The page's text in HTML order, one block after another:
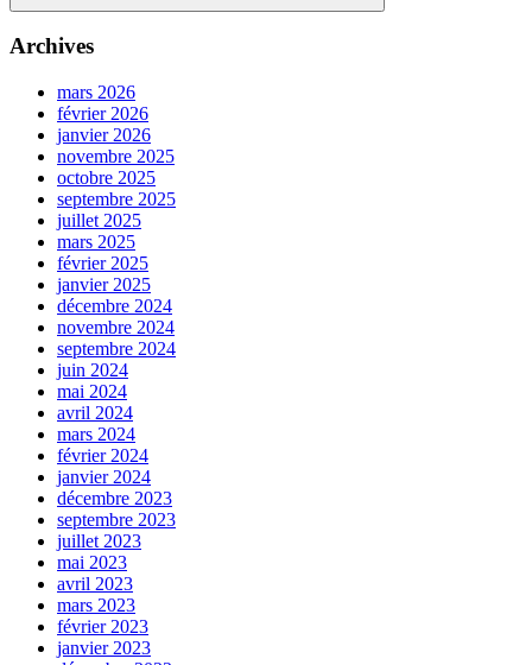
Search
Archives
mars 2026
février 2026
janvier 2026
novembre 2025
octobre 2025
septembre 2025
juillet 2025
mars 2025
février 2025
janvier 2025
décembre 2024
novembre 2024
septembre 2024
juin 2024
mai 2024
avril 2024
mars 2024
février 2024
janvier 2024
décembre 2023
septembre 2023
juillet 2023
mai 2023
avril 2023
mars 2023
février 2023
janvier 2023